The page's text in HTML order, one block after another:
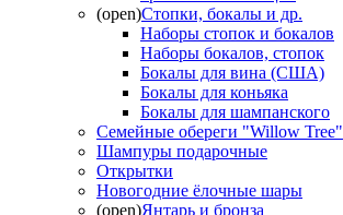
(open)Стопки, бокалы и др.
Наборы стопок и бокалов
Наборы бокалов, стопок
Бокалы для вина (США)
Бокалы для коньяка
Бокалы для шампанского
Семейные обереги "Willow Tree"
Шампуры подарочные
Открытки
Новогодние ёлочные шары
(open)Янтарь и бронза